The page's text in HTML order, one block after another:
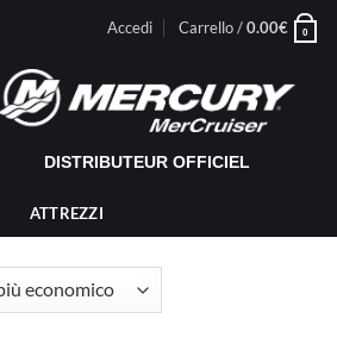
Accedi Carrello /0.00€ 0
DISTRIBUTEUR OFFICIEL
ATTREZZI